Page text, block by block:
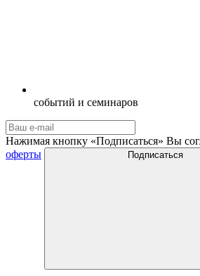
событий и семинаров
Нажимая кнопку «Подписаться» Вы
оферты
Подписаться